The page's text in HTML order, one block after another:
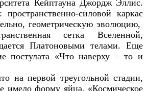
Кейптауна Джордж Эллис.
силовой каркас
геометрическую эволюцию,
сетка Вселенной,
Платоновыми телами. Еще
постулата «Что наверху – то и
первой треугольной стадии,
имело форму яйца. «Космическое